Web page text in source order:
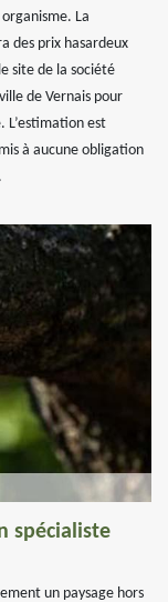
La
des prix hasardeux
site de la société
de Vernais pour
L’estimation est
à aucune obligation
spécialiste
un paysage hors